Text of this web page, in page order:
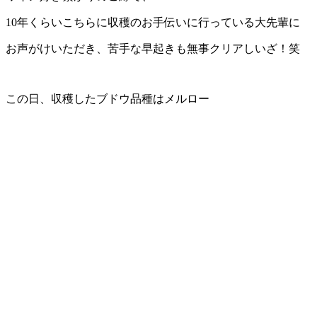
10年くらいこちらに収穫のお手伝いに行っている大先輩に
お声がけいただき、苦手な早起きも無事クリアしいざ！笑
この日、収穫したブドウ品種はメルロー